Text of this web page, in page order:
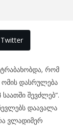
Twitter
რომ
ომის დასრულება
შევძლებ“.
დაავალა
ვლადიმერ